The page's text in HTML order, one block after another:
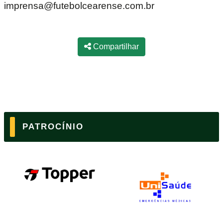
imprensa@futebolcearense.com.br
Compartilhar
PATROCÍNIO